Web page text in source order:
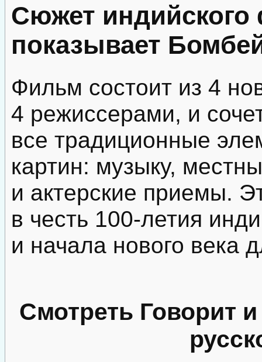
Сюжет
показывает
Фильм состоит из 4
4 режиссерами, и
все традиционные
картин: музыку,
и актерские приемы.
в честь 100-летия
и начала нового века
Смотреть Говорит